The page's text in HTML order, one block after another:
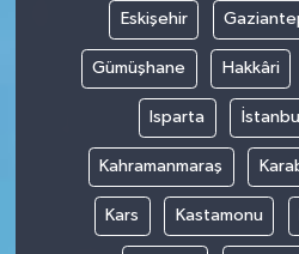
Eskişehir
Gümüşhane Hakkâri
Isparta İstanbul
Kahramanmaraş
Kars Kastamonu